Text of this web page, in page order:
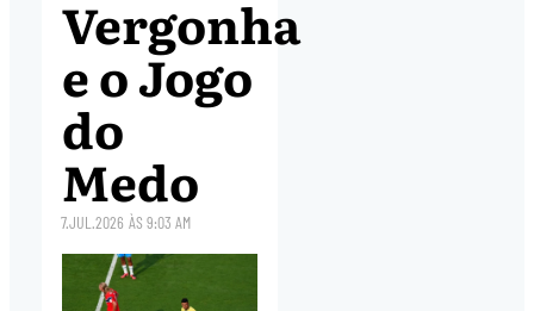
Vergonha
e o Jogo
do
Medo
7.JUL.2026 ÀS9:03 AM